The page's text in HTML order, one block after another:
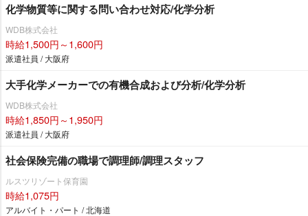
化学物質等に関する問い合わせ対応/化学分析
WDB株式会社
時給1,500円～1,600円
派遣社員 / 大阪府
大手化学メーカーでの有機合成および分析/化学分析
WDB株式会社
時給1,850円～1,950円
派遣社員 / 大阪府
社会保険完備の職場で調理師/調理スタッフ
ルスツリゾート保育園
時給1,075円
アルバイト・パート / 北海道